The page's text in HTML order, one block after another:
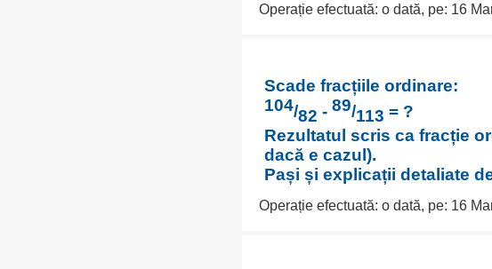
Operație efectuată: o dată, pe: 16
Scade fracțiile ordinare:
104/82 -89/113 = ?
Rezultatul scris ca fracție
dacă e cazul).
Pași și explicații detaliate
Operație efectuată: o dată, pe: 16